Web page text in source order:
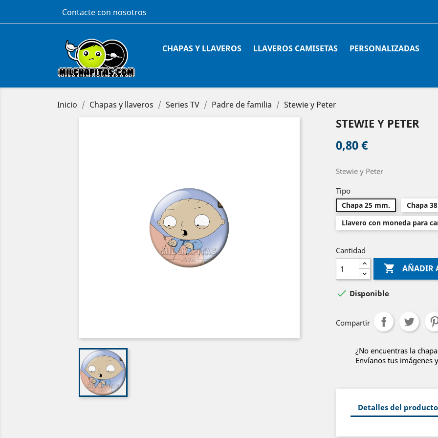
Contacte con nosotros
CHAPAS Y LLAVEROS LLAVEROS CAMISETAS PERSONALIZADAS
Inicio Chapas y llaveros Series TV Padre de familia Stewie y Peter
STEWIE Y PETER
0,80 €
Stewie y Peter
Tipo
Chapa 25 mm. Chapa
Llavero con moneda para
Cantidad
 AÑADIR
 Disponible
Compartir
¿No encuentras la
Envíanos tus imágenes
Detalles del producto